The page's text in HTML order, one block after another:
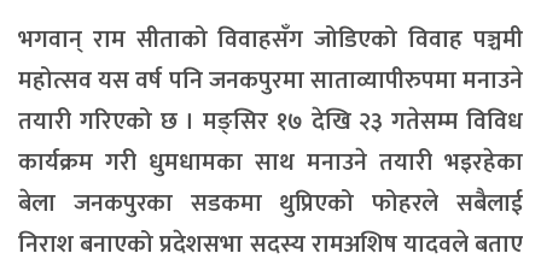
भगवान् राम सीताको विवाहसँग जोडिएको विवाह पञ्चमी
महोत्सव यस वर्ष पनि जनकपुरमा साताव्यापीरुपमा मनाउने
तयारी गरिएको छ । मङ्सिर १७ देखि २३ गतेसम्म विविध
कार्यक्रम गरी धुमधामका साथ मनाउने तयारी भइरहेका
बेला जनकपुरका सडकमा थुप्रिएको फोहरले सबैलाई
निराश बनाएको प्रदेशसभा सदस्य रामअशिष यादवले बताए